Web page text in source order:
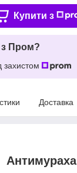
Купити з
з Пром?
захистом
Доставка
Антимураха